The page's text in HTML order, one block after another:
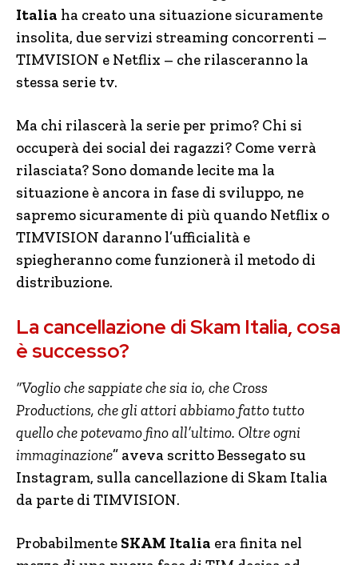
Italia ha creato una situazione sicuramente
insolita, due servizi streaming concorrenti –
TIMVISION e Netflix – che rilasceranno la
stessa serie tv.
Ma chi rilascerà la serie per primo? Chi si
occuperà dei social dei ragazzi? Come verrà
rilasciata? Sono domande lecite ma la
situazione è ancora in fase di sviluppo, ne
sapremo sicuramente di più quando Netflix o
TIMVISION daranno l’ufficialità e
spiegheranno come funzionerà il metodo di
distribuzione.
La cancellazione di Skam Italia, cosa
è successo?
“Voglio che sappiate che sia io, che Cross
Productions, che gli attori abbiamo fatto tutto
quello che potevamo fino all’ultimo. Oltre ogni
immaginazione” aveva scritto Bessegato su
Instagram, sulla cancellazione di Skam Italia
da parte di TIMVISION.
Probabilmente SKAM Italia era finita nel